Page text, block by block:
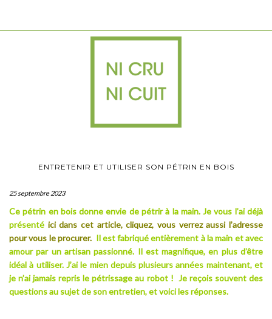
ENTRETENIR ET UTILISER SON PÉTRIN EN BOIS
25 septembre 2023
Ce pétrin en bois donne envie de pétrir à la main. Je vous l’ai déjà
présenté ici dans cet article, cliquez, vous verrez aussi l’adresse
pour vous le procurer. Il est fabriqué entièrement à la main et avec
amour par un artisan passionné. Il est magnifique, en plus d’être
idéal à utiliser. J’ai le mien depuis plusieurs années maintenant, et
je n’ai jamais repris le pétrissage au robot ! Je reçois souvent des
questions au sujet de son entretien, et voici les réponses.